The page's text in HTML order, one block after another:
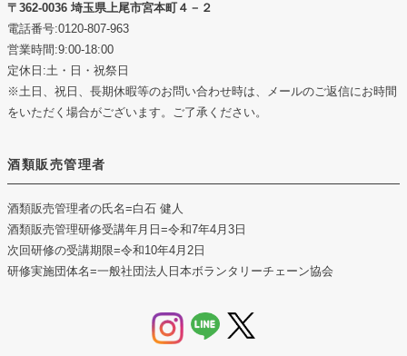
362-0036 埼玉県上尾市宮本町４－２
電話番号:0120-807-963
営業時間:9:00-18:00
定休日:土・日・祝祭日
※土日、祝日、長期休暇等のお問い合わせ時は、メールのご返信にお時間
をいただく場合がございます。ご了承ください。
酒類販売管理者
酒類販売管理者の氏名=白石 健人
酒類販売管理研修受講年月日 =令和7年4月3日
次回研修の受講期限=令和10年4月2日
研修実施団体名=一般社団法人日本ボランタリーチェーン協会